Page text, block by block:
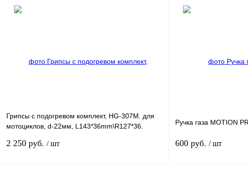
наличии
Грипсы с подогревом комплект, HG-307M. для
мотоциклов, d-22мм, L143*36mm\R127*36.
2 250 руб. / шт
Ручка газа MOTION
600 руб. / шт